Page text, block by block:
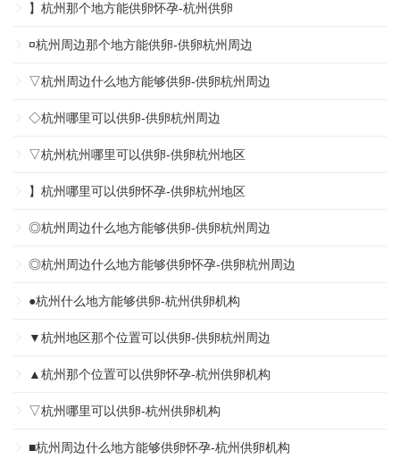
】杭州那个地方能供卵怀孕-杭州供卵
¤杭州周边那个地方能供卵-供卵杭州周边
▽杭州周边什么地方能够供卵-供卵杭州周边
◇杭州哪里可以供卵-供卵杭州周边
▽杭州杭州哪里可以供卵-供卵杭州地区
】杭州哪里可以供卵怀孕-供卵杭州地区
◎杭州周边什么地方能够供卵-供卵杭州周边
◎杭州周边什么地方能够供卵怀孕-供卵杭州周边
●杭州什么地方能够供卵-杭州供卵机构
▼杭州地区那个位置可以供卵-供卵杭州周边
▲杭州那个位置可以供卵怀孕-杭州供卵机构
▽杭州哪里可以供卵-杭州供卵机构
■杭州周边什么地方能够供卵怀孕-杭州供卵机构